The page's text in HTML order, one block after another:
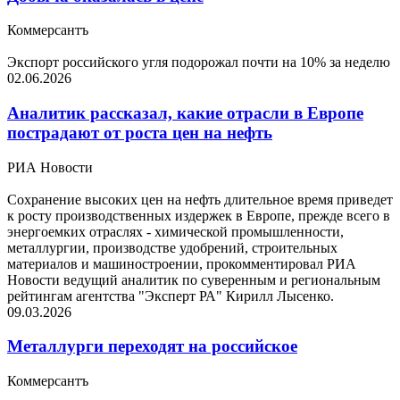
Коммерсантъ
Экспорт российского угля подорожал почти на 10% за неделю
02.06.2026
Аналитик рассказал, какие отрасли в Европе
пострадают от роста цен на нефть
РИА Новости
Сохранение высоких цен на нефть длительное время приведет
к росту производственных издержек в Европе, прежде всего в
энергоемких отраслях - химической промышленности,
металлургии, производстве удобрений, строительных
материалов и машиностроении, прокомментировал РИА
Новости ведущий аналитик по суверенным и региональным
рейтингам агентства "Эксперт РА" Кирилл Лысенко.
09.03.2026
Металлурги переходят на российское
Коммерсантъ